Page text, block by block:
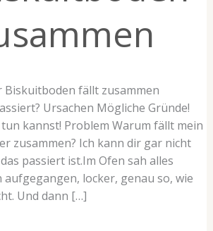
Biskuitboden fällt zusammen
Ursachen Mögliche Gründe!
kannst! Problem Warum fällt mein
zusammen? Ich kann dir gar nicht
passiert ist.Im Ofen sah alles
aufgegangen, locker, genau so, wie
Und dann […]